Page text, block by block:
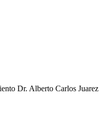
Dr. Alberto Carlos Juarez